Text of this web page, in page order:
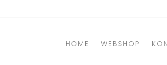
HOME WEBSHOP